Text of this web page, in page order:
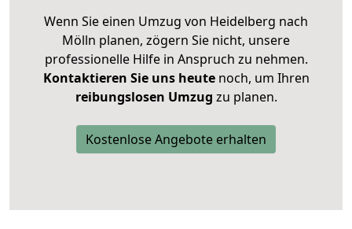
Wenn Sie einen Umzug von Heidelberg nach
Mölln planen, zögern Sie nicht, unsere
professionelle Hilfe in Anspruch zu nehmen.
Kontaktieren Sie uns heutenoch, um Ihren
reibungslosen Umzug zu planen.
Kostenlose Angebote erhalten